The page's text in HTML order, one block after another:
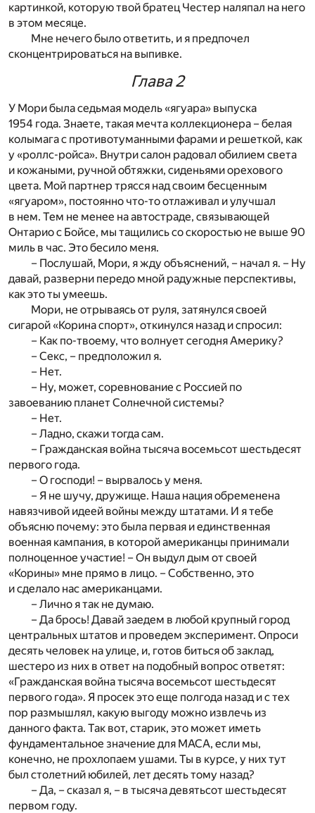
картинкой, которую твой братец Честер наляпал на него
в этом месяце.
Мне нечего было ответить, и я предпочел
сконцентрироваться на выпивке.
Глава 2
У Мори была седьмая модель «ягуара» выпуска
1954 года. Знаете, такая мечта коллекционера – белая
колымага с противотуманными фарами и решеткой, как
у «роллс-ройса». Внутри салон радовал обилием света
и кожаными, ручной обтяжки, сиденьями орехового
цвета. Мой партнер трясся над своим бесценным
«ягуаром», постоянно что-то отлаживал и улучшал
в нем. Тем не менее на автостраде, связывающей
Онтарио с Бойсе, мы тащились со скоростью не выше 90
миль в час. Это бесило меня.
– Послушай, Мори, я жду объяснений, – начал я. – Ну
давай, разверни передо мной радужные перспективы,
как это ты умеешь.
Мори, не отрываясь от руля, затянулся своей
сигарой «Корина спорт», откинулся назад и спросил:
– Как по-твоему, что волнует сегодня Америку?
– Секс, – предположил я.
– Нет.
– Ну, может, соревнование с Россией по
завоеванию планет Солнечной системы?
– Нет.
– Ладно, скажи тогда сам.
– Гражданская война тысяча восемьсот шестьдесят
первого года.
– О господи! – вырвалось у меня.
– Я не шучу, дружище. Наша нация обременена
навязчивой идеей войны между штатами. И я тебе
объясню почему: это была первая и единственная
военная кампания, в которой американцы принимали
полноценное участие! – Он выдул дым от своей
«Корины» мне прямо в лицо. – Собственно, это
и сделало нас американцами.
– Лично я так не думаю.
– Да брось! Давай заедем в любой крупный город
центральных штатов и проведем эксперимент. Опроси
десять человек на улице, и, готов биться об заклад,
шестеро из них в ответ на подобный вопрос ответят:
«Гражданская война тысяча восемьсот шестьдесят
первого года». Я просек это еще полгода назад и с тех
пор размышлял, какую выгоду можно извлечь из
данного факта. Так вот, старик, это может иметь
фундаментальное значение для МАСА, если мы,
конечно, не прохлопаем ушами. Ты в курсе, у них тут
был столетний юбилей, лет десять тому назад?
– Да, – сказал я, – в тысяча девятьсот шестьдесят
первом году.